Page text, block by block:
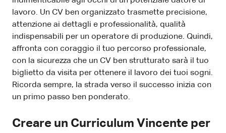
lavoro. Un CV ben organizzato trasmette precisione,
attenzione ai dettagli e professionalità, qualità
indispensabili per un operatore di produzione. Quindi,
affronta con coraggio il tuo percorso professionale,
con la sicurezza che un CV ben strutturato sarà il tuo
biglietto da visita per ottenere il lavoro dei tuoi sogni.
Ricorda sempre, la strada verso il successo inizia con
un primo passo ben ponderato.
Creare un Curriculum Vincente per